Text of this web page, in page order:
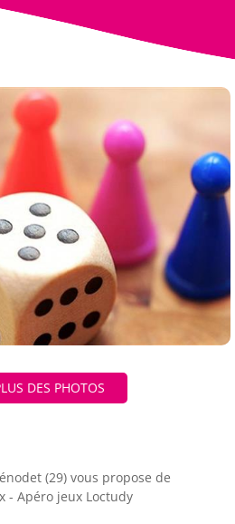
DES PHOTOS
(29) vous propose de
- Apéro jeux Loctudy